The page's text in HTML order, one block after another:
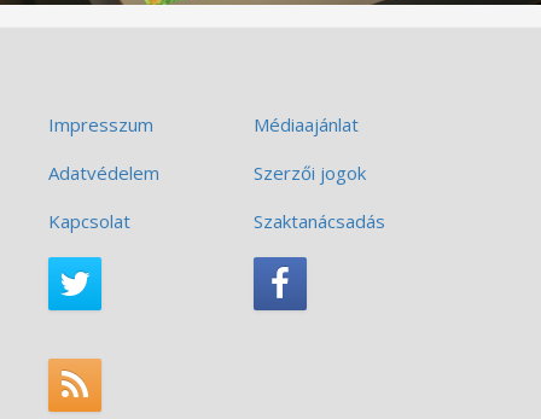
Impresszum
Médiaajánlat
Adatvédelem
Szerzői jogok
Kapcsolat
Szaktanácsadás